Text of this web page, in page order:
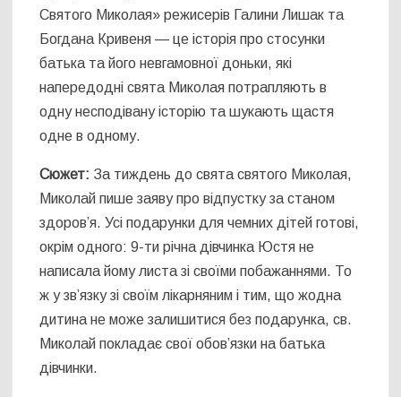
Святого Миколая» режисерів Галини Лишак та
Богдана Кривеня — це історія про стосунки
батька та його невгамовної доньки, які
напередодні свята Миколая потрапляють в
одну несподівану історію та шукають щастя
одне в одному.
Сюжет: За тиждень до свята святого Миколая,
Миколай пише заяву про відпустку за станом
здоров’я. Усі подарунки для чемних дітей готові,
окрім одного: 9-ти річна дівчинка Юстя не
написала йому листа зі своїми побажаннями. То
ж у зв’язку зі своїм лікарняним і тим, що жодна
дитина не може залишитися без подарунка, св.
Миколай покладає свої обов’язки на батька
дівчинки.